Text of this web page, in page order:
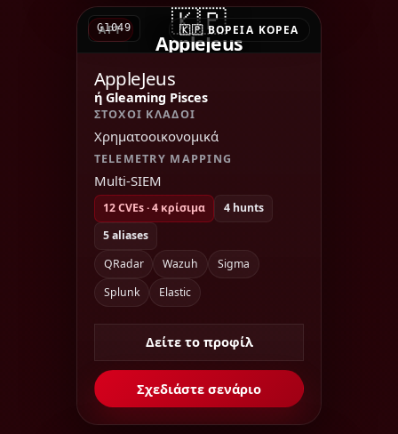
APT 🇰🇵 ΒΌΡΕΙΑ ΚΟΡΈΑ
🇰🇵
AppleJeus
G1049
AppleJeus
ή Gleaming Pisces
ΣΤΌΧΟΙ ΚΛΆΔΟΙ
Χρηματοοικονομικά
TELEMETRY MAPPING
Multi-SIEM
12 CVEs · 4 κρίσιμα
4 hunts
5 aliases
QRadar
Wazuh
Sigma
Splunk
Elastic
Δείτε το προφίλ
Σχεδιάστε σενάριο